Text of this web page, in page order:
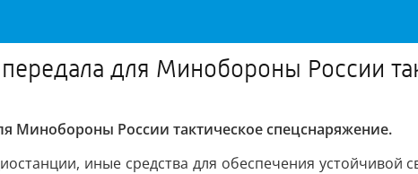
передала для Минобороны России
Минобороны России тактическое спецснаряжение.
иные средства для обеспечения